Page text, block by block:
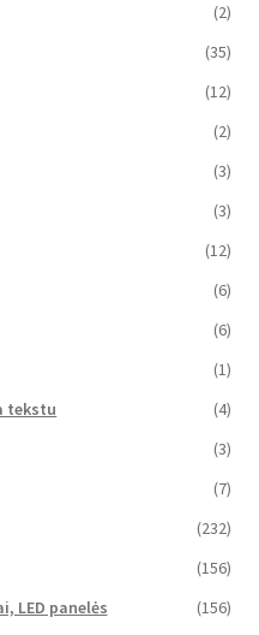
(2)
(35)
(12)
(2)
(3)
(3)
(12)
(6)
(6)
(1)
tekstu
(4)
(3)
(7)
(232)
(156)
LED panelės
(156)